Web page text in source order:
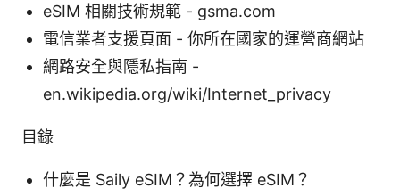
eSIM 相關技術規範 - gsma.com
電信業者支援頁面 - 你所在國家的運營商網站
網路安全與隱私指南 -
en.wikipedia.org/wiki/Internet_privacy
目錄
什麼是 Saily eSIM？為何選擇 eSIM？